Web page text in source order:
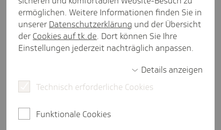
Kinder­kran­ken­geld berechnen -
wie war das noch­mal?
Beim Kinderkrankengeld ergeben sich auch Fragen
Beitragsberechnung, wenn es gezahlt wird? Und
ermöglichen. Weitere Informationen finden Sie in
unserer Datenschutzerklärung und der Übersicht
der Cookies auf tk.de. Dort können Sie Ihre
Einstellungen jederzeit nachträglich anpassen.
Details anzeigen
Technisch erforderliche Cookies
Funktionale Cookies